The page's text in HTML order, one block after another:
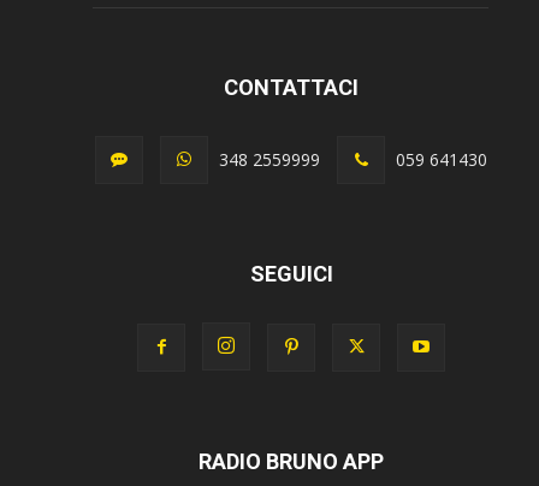
CONTATTACI
348 2559999 059 641430
SEGUICI
RADIO BRUNO APP